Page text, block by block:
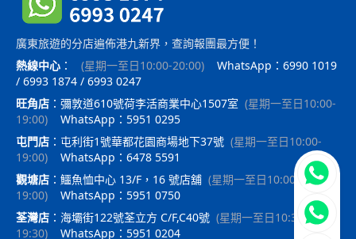
廣東旅遊的分店遍佈港九新界，查詢報團最方便！
熱線中心 ： (星期一至日10:00-20:00)
WhatsApp：6990 1019
/ 6993 1874 / 6993 0247
旺角店 ： 彌敦道610號荷李活商業中心1507室 (星期一至日10:00-
19:00)
WhatsApp：5951 0295
屯門店 ： 屯利街1號華都花園商場地下37號 (星期一至日10:00-
19:00)
WhatsApp：6478 5591
觀塘店 ： 鱷魚恤中心 13/F，16 號店舖 (星期一至日10:00-
19:00)
WhatsApp：5951 0750
荃灣店 ： 海壩街122號荃立方 C/F,C40號 (星期一至日10:30-
19:30)
WhatsApp：5951 0204
立即